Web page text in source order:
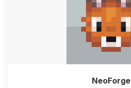
NeoForge